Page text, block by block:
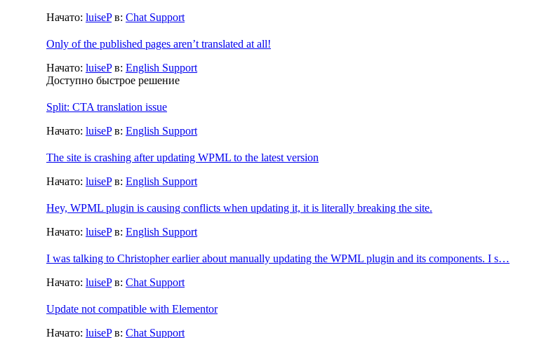
Начато: luiseP в: Chat Support
Only of the published pages aren’t translated at all!
Начато: luiseP в: English Support
Доступно быстрое решение
Split: CTA translation issue
Начато: luiseP в: English Support
The site is crashing after updating WPML to the latest version
Начато: luiseP в: English Support
Hey, WPML plugin is causing conflicts when updating it, it is literally breaking the site.
Начато: luiseP в: English Support
I was talking to Christopher earlier about manually updating the WPML plugin and its components. I s…
Начато: luiseP в: Chat Support
Update not compatible with Elementor
Начато: luiseP в: Chat Support